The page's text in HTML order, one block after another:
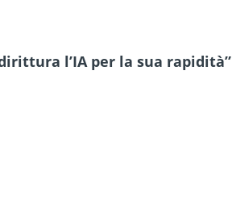
l’IA per la sua rapidità”